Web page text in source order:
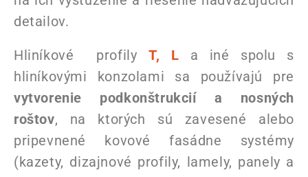
detailov.
Hliníkové profily T, L a iné spolu s
hliníkovými konzolami sa používajú pre
vytvorenie podkonštrukcií a nosných
roštov, na ktorých sú zavesené alebo
pripevnené kovové fasádne systémy
(kazety, dizajnové profily, lamely, panely a